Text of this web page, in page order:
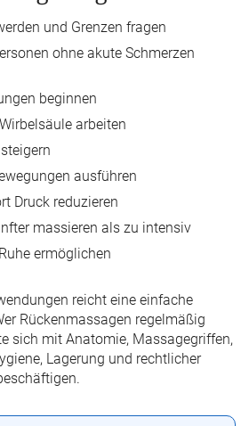
und Grenzen fragen
ohne akute Schmerzen
beginnen
arbeiten
ausführen
Druck reduzieren
massieren als zu intensiv
ermöglichen
reicht eine einfache
Rückenmassagen regelmäßig
sich mit Anatomie, Massagegriffen,
Lagerung und rechtlicher